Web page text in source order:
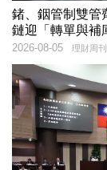
鍺、銦管制雙管
鏈迎「轉單與補
理財周
2026-08-05